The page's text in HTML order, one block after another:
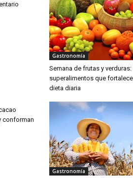
Gastronomía
Semana de frutas y verduras:
superalimentos que
dieta diaria
conforman
Gastronomía